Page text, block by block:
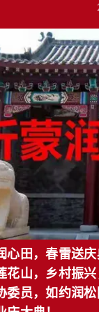
心田，春雷送庆
花山，乡村振兴
委员，如约润松